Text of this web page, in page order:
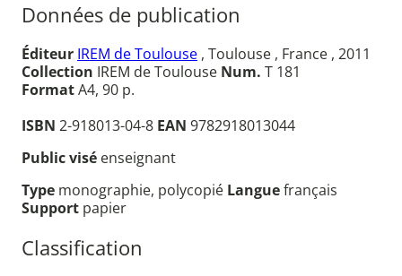
Données de publication
Éditeur IREM de Toulouse , Toulouse , France , 2011
Collection IREM de Toulouse Num. T 181
FormatA4, 90 p.
ISBN 2-918013-04-8 EAN 9782918013044
Public visé enseignant
Type monographie, polycopié Languefrançais
Support papier
Classification